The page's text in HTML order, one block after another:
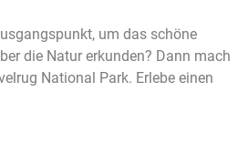
um das schöne
die Natur erkunden? Dann mach
National Park. Erlebe einen